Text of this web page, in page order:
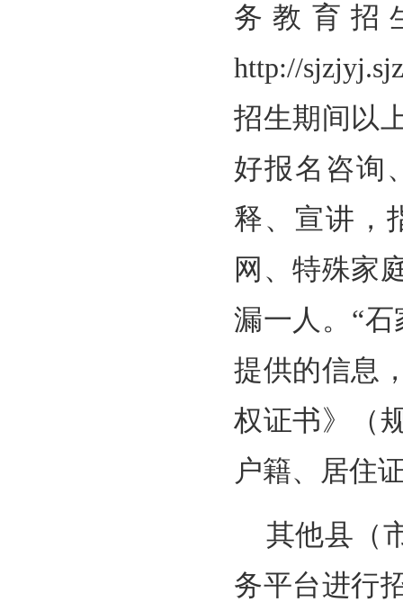
务教育招
http://
招生期间以
好报名咨询
释、宣讲，
网、特殊家
漏一人。“
提供的信息
权证书》（
户籍、居住
其他县（
务平台进行